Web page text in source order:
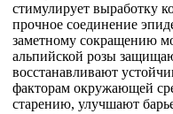
стимулирует выработку
прочное соединение
заметному сокращению
альпийской розы
восстанавливают
факторам окружающей
старению, улучшают